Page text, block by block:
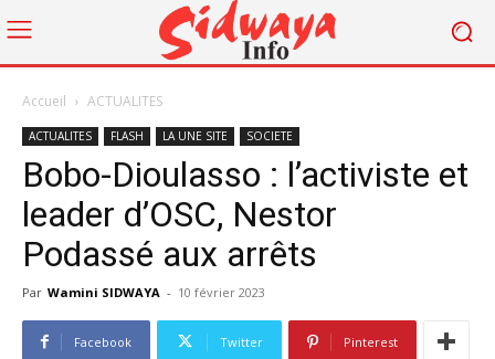
Accueil ACTUALITES
ACTUALITES FLASH LA UNE SITE SOCIETE
Bobo-Dioulasso : l’activiste et
leader d’OSC, Nestor
Podassé aux arrêts
Par Wamini SIDWAYA - 10 février 2023
Facebook Twitter Pinterest